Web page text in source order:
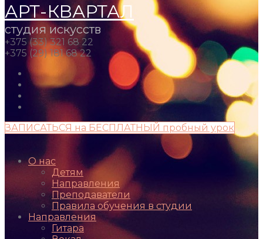
АРТ-КВАРТАЛ
студия искусств
+375 (33) 321 68 22
+375 (29) 181 68 22
ЗАПИСАТЬСЯ на БЕСПЛАТНЫЙ пробный урок
О нас
Детям
Направления
Преподаватели
Правила обучения в студии
Направления
Гитара